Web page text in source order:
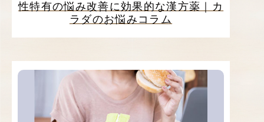
性特有の悩み改善に効果的な漢方薬｜カ
ラダのお悩みコラム